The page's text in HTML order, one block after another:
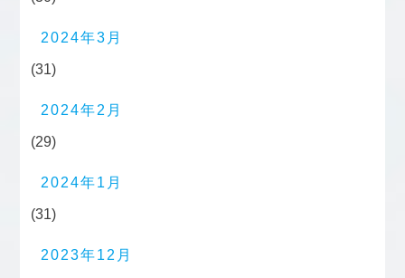
2024年3月
(31)
2024年2月
(29)
2024年1月
(31)
2023年12月